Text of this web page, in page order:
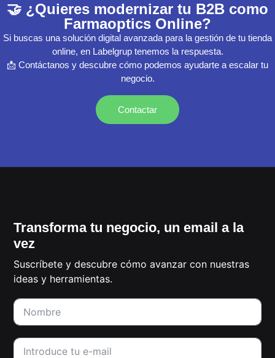
🤝 ¿Quieres modernizar tu B2B como
Farmaoptics Online?
Si buscas una solución digital avanzada para la gestión de tu tienda
online, en Labelgrup tenemos la respuesta.
📩 Contáctanos y descubre cómo podemos ayudarte a escalar tu
negocio.
Contactar
Transforma tu negocio, un email a la
vez
Suscríbete y descubre cómo avanzar con nuestras
ideas y herramientas.